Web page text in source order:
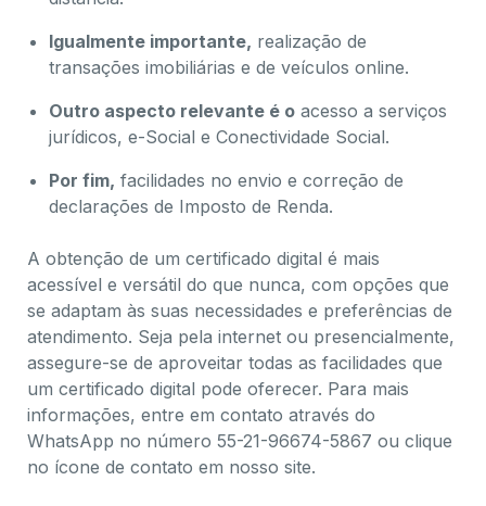
Igualmente importante, realização de
transações imobiliárias e de veículos online.
Outro aspecto relevante é o acesso a serviços
jurídicos, e-Social e Conectividade Social.
Por fim, facilidades no envio e correção de
declarações de Imposto de Renda.
A obtenção de um certificado digital é mais
acessível e versátil do que nunca, com opções que
se adaptam às suas necessidades e preferências de
atendimento. Seja pela internet ou presencialmente,
assegure-se de aproveitar todas as facilidades que
um certificado digital pode oferecer. Para mais
informações, entre em contato através do
WhatsApp no número 55-21-96674-5867 ou clique
no ícone de contato em nosso site.